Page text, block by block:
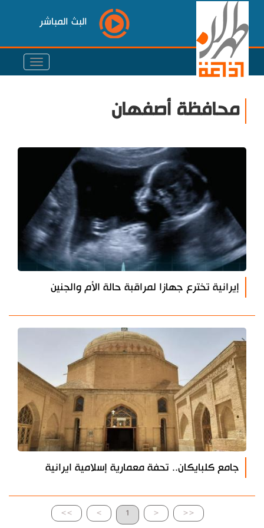
البث المباشر
محافظة أصفهان
إيرانية تخترع جهازا لمراقبة حالة الأم والجنين
جامع كلبايكان.. تحفة معمارية إسلامية ايرانية
>> > 1 < <<